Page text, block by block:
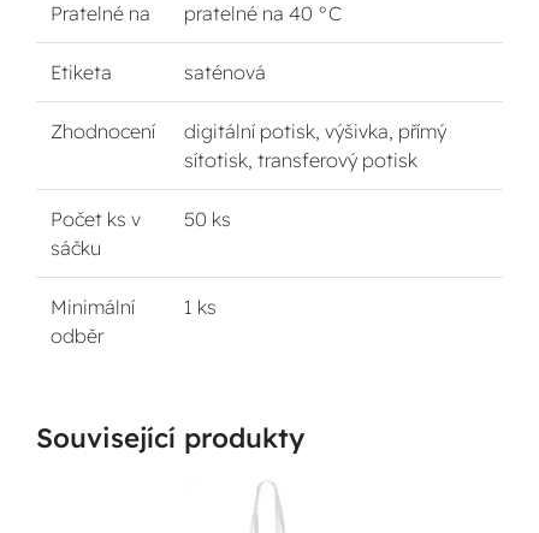
Pratelné na pratelné na 40 °C
Etiketa saténová
Zhodnocení
digitální potisk, výšivka, přímý
sítotisk, transferový potisk
Počet ks v
sáčku
50 ks
Minimální
odběr
1 ks
Související produkty